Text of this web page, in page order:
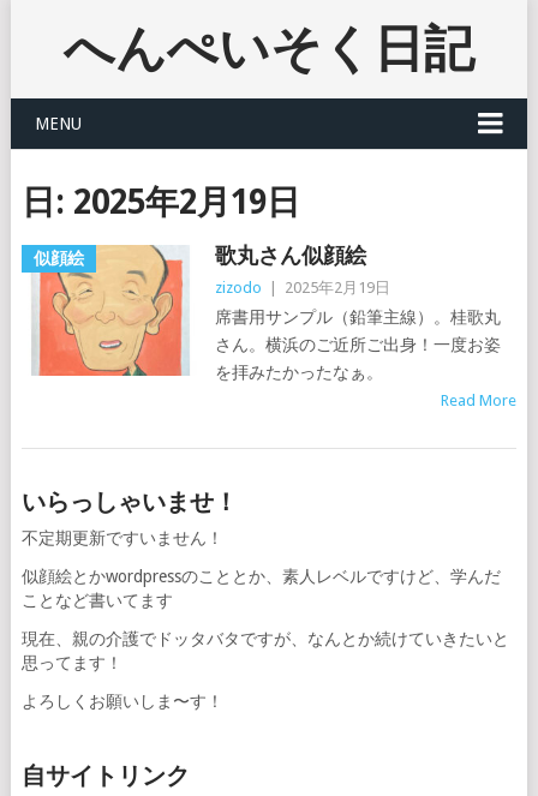
へんぺいそく日記
MENU
日: 2025年2月19日
似顔絵 歌丸さん似顔絵
zizodo 2025年2月19日
席書用サンプル（鉛筆主線）。桂歌丸
さん。横浜のご近所ご出身！一度お姿
を拝みたかったなぁ。
Read More
いらっしゃいませ！
不定期更新ですいません！
似顔絵とかwordpressのこととか、素人レベルですけど、学んだ
ことなど書いてます
現在、親の介護でドッタバタですが、なんとか続けていきたいと
思ってます！
よろしくお願いしま〜す！
自サイトリンク